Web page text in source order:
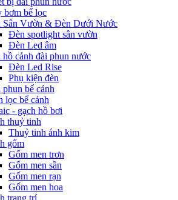
bơm bể lọc
Sân Vườn & Đèn Dưới Nước
Đèn spotlight sân vườn
Đèn Led âm
cảnh đài phun nước
Đèn Led Rise
Phụ kiện đèn
bể cảnh
lọc bể cảnh
- gạch hồ bơi
thuỷ tinh
Thuỷ tinh ánh kim
gốm
Gốm men trơn
Gốm men sần
Gốm men rạn
Gốm men hoa
trang trí